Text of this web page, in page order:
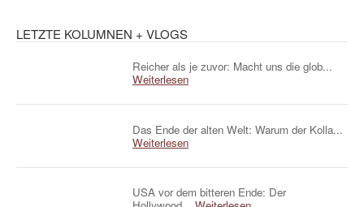
LETZTE KOLUMNEN + VLOGS
Reicher als je zuvor: Macht uns die glob...
Weiterlesen
Das Ende der alten Welt: Warum der Kolla...
Weiterlesen
USA vor dem bitteren Ende: Der